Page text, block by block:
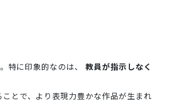
特に印象的なのは、教員が指示しなく
とで、より表現力豊かな作品が生まれ